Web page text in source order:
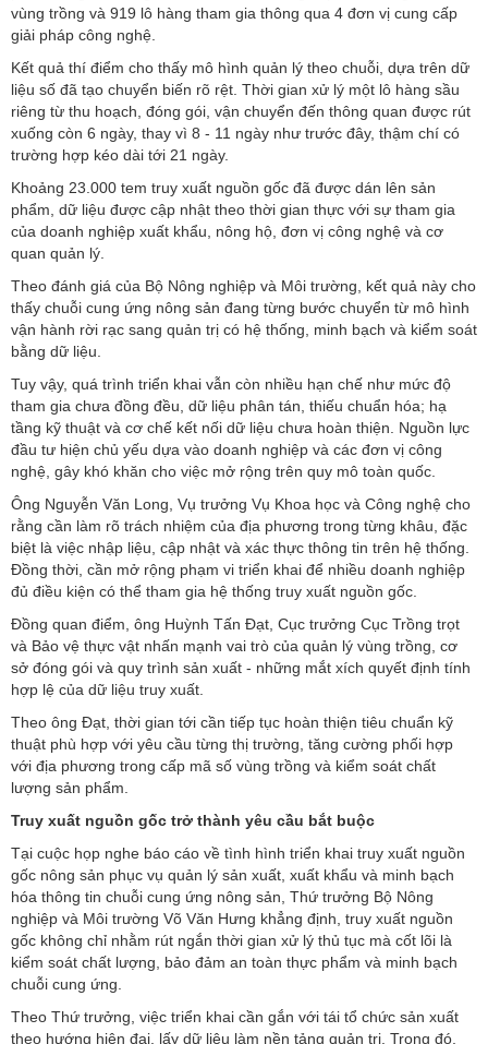
vùng trồng và 919 lô hàng tham gia thông qua 4 đơn vị cung cấp
giải pháp công nghệ.
Kết quả thí điểm cho thấy mô hình quản lý theo chuỗi, dựa trên dữ
liệu số đã tạo chuyển biến rõ rệt. Thời gian xử lý một lô hàng sầu
riêng từ thu hoạch, đóng gói, vận chuyển đến thông quan được rút
xuống còn 6 ngày, thay vì 8 - 11 ngày như trước đây, thậm chí có
trường hợp kéo dài tới 21 ngày.
Khoảng 23.000 tem truy xuất nguồn gốc đã được dán lên sản
phẩm, dữ liệu được cập nhật theo thời gian thực với sự tham gia
của doanh nghiệp xuất khẩu, nông hộ, đơn vị công nghệ và cơ
quan quản lý.
Theo đánh giá của Bộ Nông nghiệp và Môi trường, kết quả này cho
thấy chuỗi cung ứng nông sản đang từng bước chuyển từ mô hình
vận hành rời rạc sang quản trị có hệ thống, minh bạch và kiểm soát
bằng dữ liệu.
Tuy vậy, quá trình triển khai vẫn còn nhiều hạn chế như mức độ
tham gia chưa đồng đều, dữ liệu phân tán, thiếu chuẩn hóa; hạ
tầng kỹ thuật và cơ chế kết nối dữ liệu chưa hoàn thiện. Nguồn lực
đầu tư hiện chủ yếu dựa vào doanh nghiệp và các đơn vị công
nghệ, gây khó khăn cho việc mở rộng trên quy mô toàn quốc.
Ông Nguyễn Văn Long, Vụ trưởng Vụ Khoa học và Công nghệ cho
rằng cần làm rõ trách nhiệm của địa phương trong từng khâu, đặc
biệt là việc nhập liệu, cập nhật và xác thực thông tin trên hệ thống.
Đồng thời, cần mở rộng phạm vi triển khai để nhiều doanh nghiệp
đủ điều kiện có thể tham gia hệ thống truy xuất nguồn gốc.
Đồng quan điểm, ông Huỳnh Tấn Đạt, Cục trưởng Cục Trồng trọt
và Bảo vệ thực vật nhấn mạnh vai trò của quản lý vùng trồng, cơ
sở đóng gói và quy trình sản xuất - những mắt xích quyết định tính
hợp lệ của dữ liệu truy xuất.
Theo ông Đạt, thời gian tới cần tiếp tục hoàn thiện tiêu chuẩn kỹ
thuật phù hợp với yêu cầu từng thị trường, tăng cường phối hợp
với địa phương trong cấp mã số vùng trồng và kiểm soát chất
lượng sản phẩm.
Truy xuất nguồn gốc trở thành yêu cầu bắt buộc
Tại cuộc họp nghe báo cáo về tình hình triển khai truy xuất nguồn
gốc nông sản phục vụ quản lý sản xuất, xuất khẩu và minh bạch
hóa thông tin chuỗi cung ứng nông sản, Thứ trưởng Bộ Nông
nghiệp và Môi trường Võ Văn Hưng khẳng định, truy xuất nguồn
gốc không chỉ nhằm rút ngắn thời gian xử lý thủ tục mà cốt lõi là
kiểm soát chất lượng, bảo đảm an toàn thực phẩm và minh bạch
chuỗi cung ứng.
Theo Thứ trưởng, việc triển khai cần gắn với tái tổ chức sản xuất
theo hướng hiện đại, lấy dữ liệu làm nền tảng quản trị. Trong đó,